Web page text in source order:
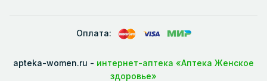
Оплата:
apteka-women.ru - интернет-аптека «Аптека Женское
здоровье»